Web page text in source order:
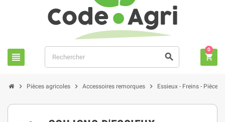
view_headline search shopping_cart
0
chevron_right Pièces agricoles chevron_right Accessoires remorques chevron_right Essieux - Freins - Pièces